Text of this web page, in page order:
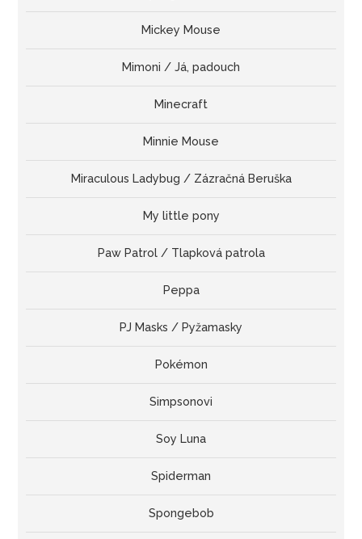
Mickey Mouse
Mimoni / Já, padouch
Minecraft
Minnie Mouse
Miraculous Ladybug / Zázračná Beruška
My little pony
Paw Patrol / Tlapková patrola
Peppa
PJ Masks / Pyžamasky
Pokémon
Simpsonovi
Soy Luna
Spiderman
Spongebob